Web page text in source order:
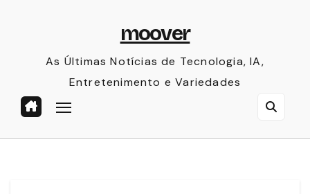
moover
As Últimas Notícias de Tecnologia, IA,
Entretenimento e Variedades